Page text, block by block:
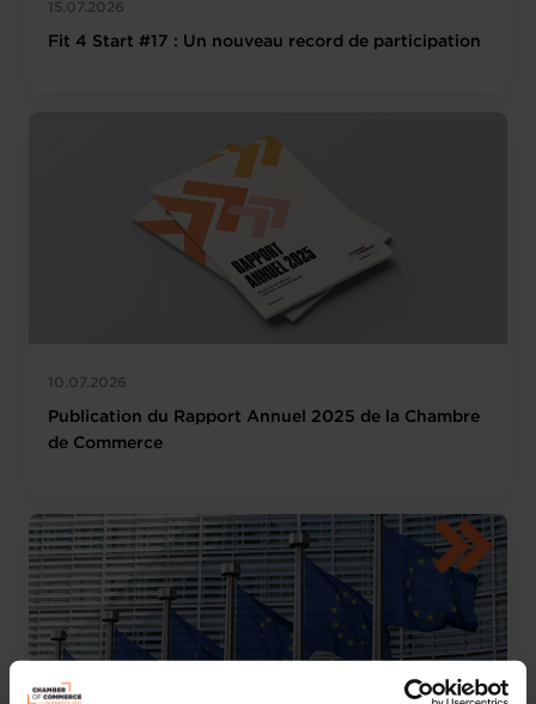
15.07.2026
Fit 4 Start #17 : Un nouveau record de participation
10.07.2026
Publication du Rapport Annuel 2025 de la Chambre
de Commerce